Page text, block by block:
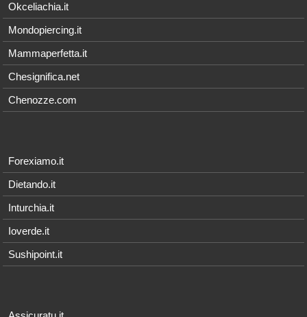
Okceliachia.it
Mondopiercing.it
Mammaperfetta.it
Chesignifica.net
Chenozze.com
Forexiamo.it
Dietando.it
Inturchia.it
Ioverde.it
Sushipoint.it